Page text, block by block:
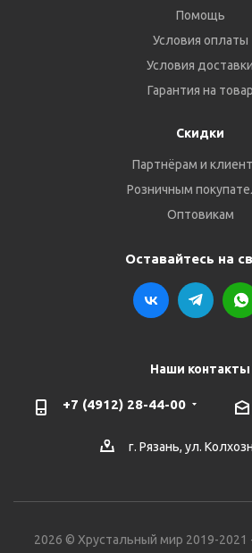
Помощь
Условия оплаты
Условия доставки
Гарантия на товар
Скидки
Партнёрам и
Розничным
Оптовикам
Оставайтесь на
Наши контакты
+7 (4912) 28-44-00
г. Рязань, ул.
2026 © Хрустальный мир 2019-2021